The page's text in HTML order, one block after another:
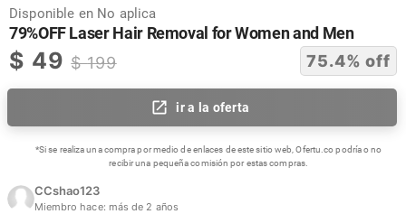
Disponible en No aplica
79%OFF Laser Hair Removal for Women and Men
$ 49 $199 75.4% off
ir a la oferta
*Si se realiza una compra por medio de enlaces de este sitio web, Ofertu.co podría o no
recibir una pequeña comisión por estas compras.
CCshao123
Miembro hace: más de 2 años